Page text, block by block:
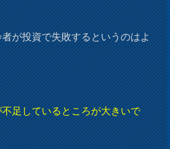
が投資で失敗するというのはよ
足しているところが大きいで